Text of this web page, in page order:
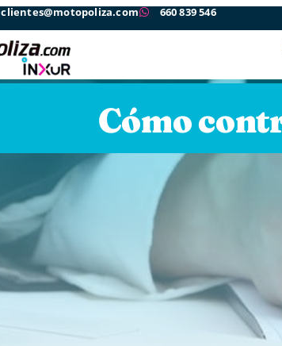
clientes@motopoliza.com 660 839 546
Cómo